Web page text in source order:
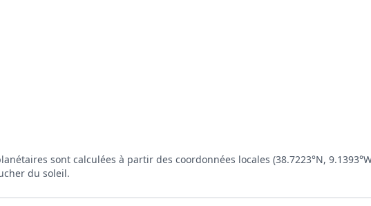
sont calculées à partir des coordonnées locales (38.7223°N,
du soleil.